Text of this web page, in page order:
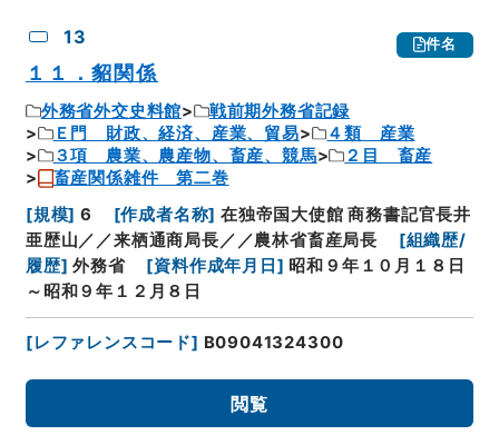
13 件名
１１．貂関係
外務省外交史料館
戦前期外務省記録
Ｅ門 財政、経済、産業、貿易
４類 産業
３項 農業、農産物、畜産、競馬
２目 畜産
畜産関係雑件 第二巻
[規模] 6 [作成者名称] 在独帝国大使館 商務書記官長井
亜歴山／／来栖通商局長／／農林省畜産局長
[組織歴/
履歴] 外務省 [資料作成年月日 ] 昭和９年１０月１８日
～昭和９年１２月８日
[レファレンスコード] B09041324300
閲覧